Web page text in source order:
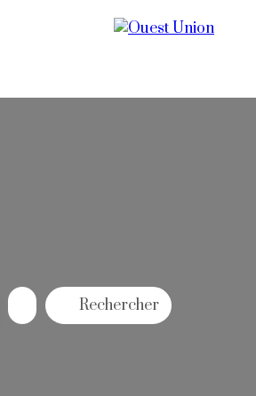
Rechercher